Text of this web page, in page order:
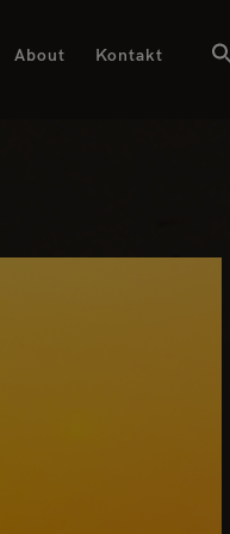
About Kontakt